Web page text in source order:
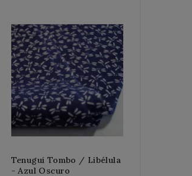
Tenugui Tombo / Libélula
- Azul Oscuro